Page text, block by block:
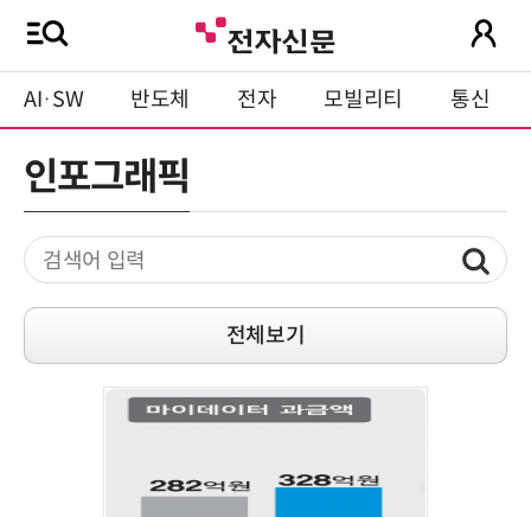
AI·SW 반도체 전자 모빌리티 통신
인포그래픽
전체보기